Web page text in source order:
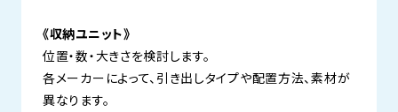
《収納ユニット》
位置・数・大きさを検討します。
各メーカーによって、引き出しタイプや配置方法、素材が
異なります。